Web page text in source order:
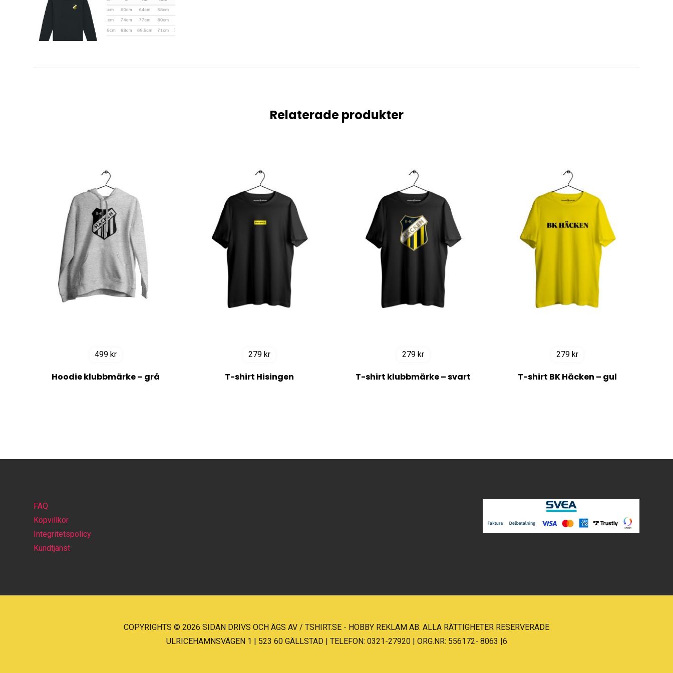
Relaterade produkter
499 kr
Hoodie klubbmärke – grå
279 kr
T-shirt Hisingen
279 kr
T-shirt klubbmärke – svart
279 kr
T-shirt BK Häcken – gul
FAQ
Köpvillkor
Integritetspolicy
Kundtjänst
COPYRIGHTS © 2026 SIDAN DRIVS OCH ÄGS AV / TSHIRT.SE - HOBBY REKLAM AB. ALLA RÄTTIGHETER RESERVERADE
ULRICEHAMNSVÄGEN 1 | 523 60 GÄLLSTAD | TELEFON: 0321-27920 | ORG.NR: 556172- 8063 |6